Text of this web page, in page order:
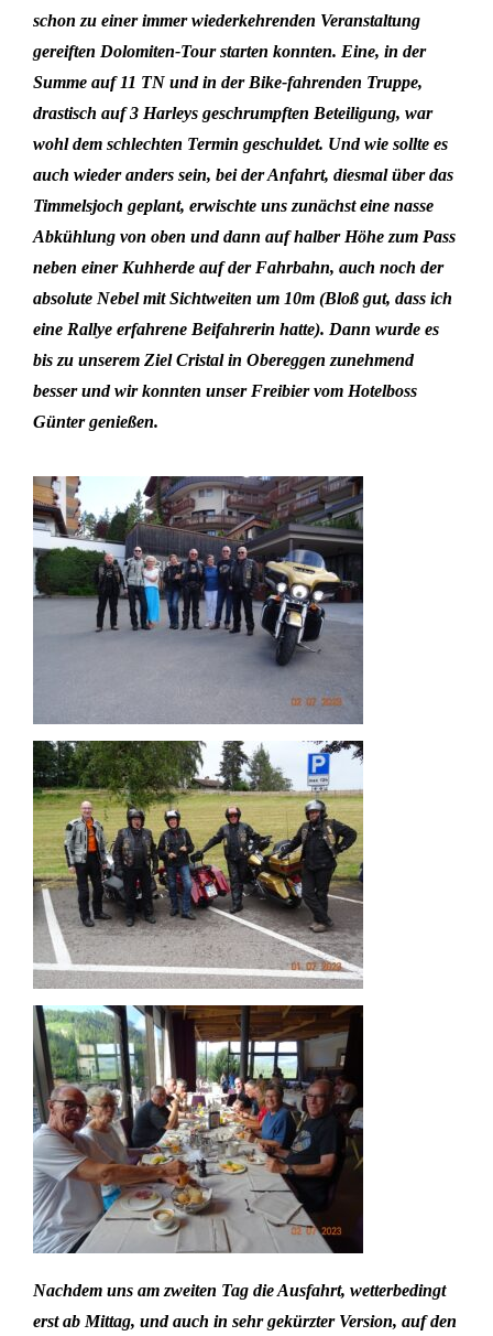
schon zu einer immer wiederkehrenden Veranstaltung
gereiften Dolomiten-Tourstarten konnten. Eine, in der
Summe auf 11 TN und in der Bike-fahrenden Truppe,
drastisch auf 3 Harleys geschrumpften Beteiligung, war
wohl dem schlechten Termin geschuldet. Und wie sollte es
auch wiederanders sein, bei der Anfahrt, diesmal über das
Timmelsjoch geplant, erwischte uns zunächst eine nasse
Abkühlung von oben unddann auf halber Höhe zum Pass
neben einer Kuhherde auf der Fahrbahn, auch noch der
absolute Nebel mit Sichtweiten um 10m (Bloß gut, dass ich
eine Rallye erfahrene Beifahrerin hatte). Dann wurde es
bis zu unserem Ziel Cristal in Obereggen zunehmend
besser und wir konnten unser Freibier vom Hotelboss
Günter genießen.
Nachdem uns am zweiten Tag die Ausfahrt, wetterbedingt
erst ab Mittag, undauch in sehr gekürzter Version, auf den